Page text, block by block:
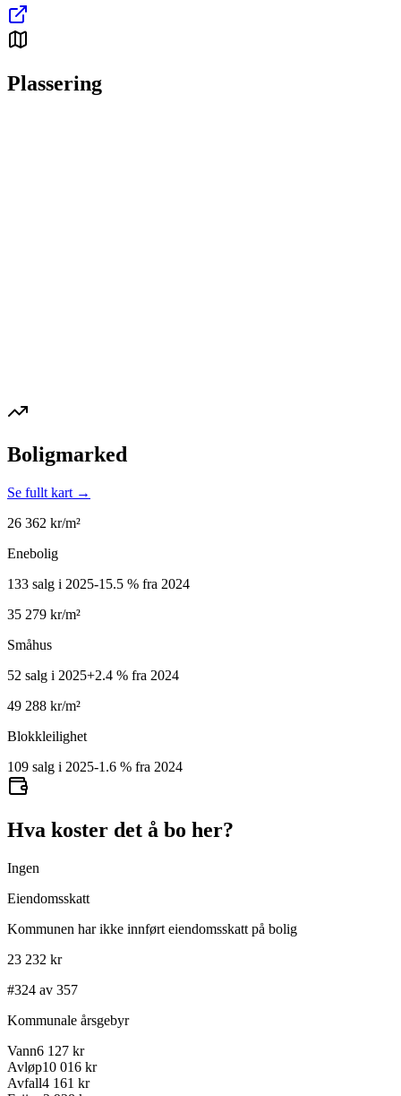
Plassering
Boligmarked
Se fullt kart →
26 362 kr/m²
Enebolig
133 salg i 2025-15.5 % fra 2024
35 279 kr/m²
Småhus
52 salg i 2025+2.4 % fra 2024
49 288 kr/m²
Blokkleilighet
109 salg i 2025-1.6 % fra 2024
Hva koster det å bo her?
Ingen
Eiendomsskatt
Kommunen har ikke innført eiendomsskatt på bolig
23 232 kr
#324 av 357
Kommunale årsgebyr
Vann6 127 kr
Avløp10 016 kr
Avfall4 161 kr